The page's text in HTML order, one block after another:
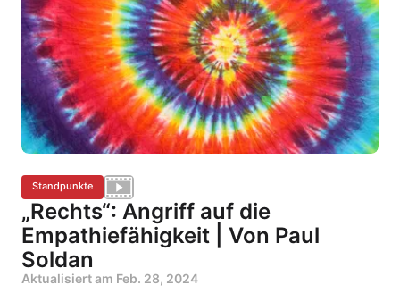
Standpunkte
„Rechts“: Angriff auf die
Empathiefähigkeit | Von Paul
Soldan
Aktualisiert am Feb. 28, 2024